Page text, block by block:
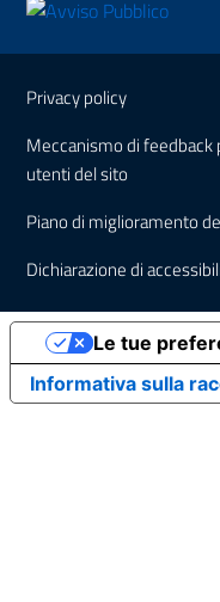
Sezione Link
Privacy policy
Meccanismo di feedback
utenti del sito
Piano di miglioramento
Dichiarazione di
Informativa sulla
Le tue